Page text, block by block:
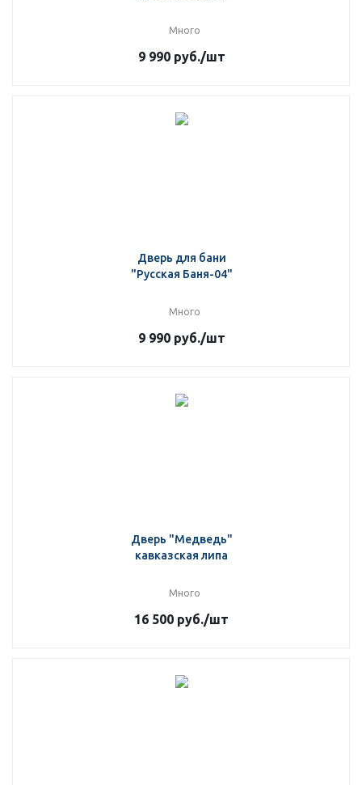
Много
9 990руб./шт
Дверь для бани
"Русская Баня-04"
Много
9 990руб./шт
Дверь "Медведь"
кавказская липа
Много
16 500 руб./шт